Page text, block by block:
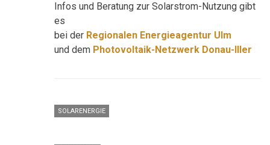
Infos und Beratung zur Solarstrom-Nutzung gibt
es
bei der Regionalen Energieagentur Ulm
und dem Photovoltaik-Netzwerk Donau-Iller
SOLARENERGIE